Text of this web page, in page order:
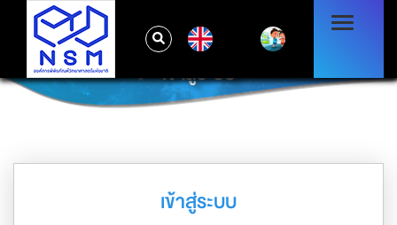
เข้าสู่ระบบ
เข้าสู่ระบบ